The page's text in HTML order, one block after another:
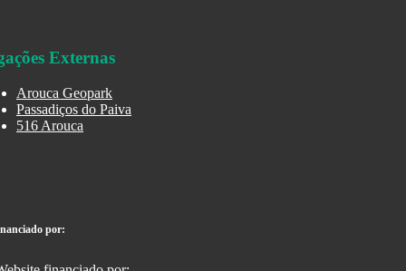
Externas
Arouca Geopark
Passadiços do Paiva
516 Arouca
por: